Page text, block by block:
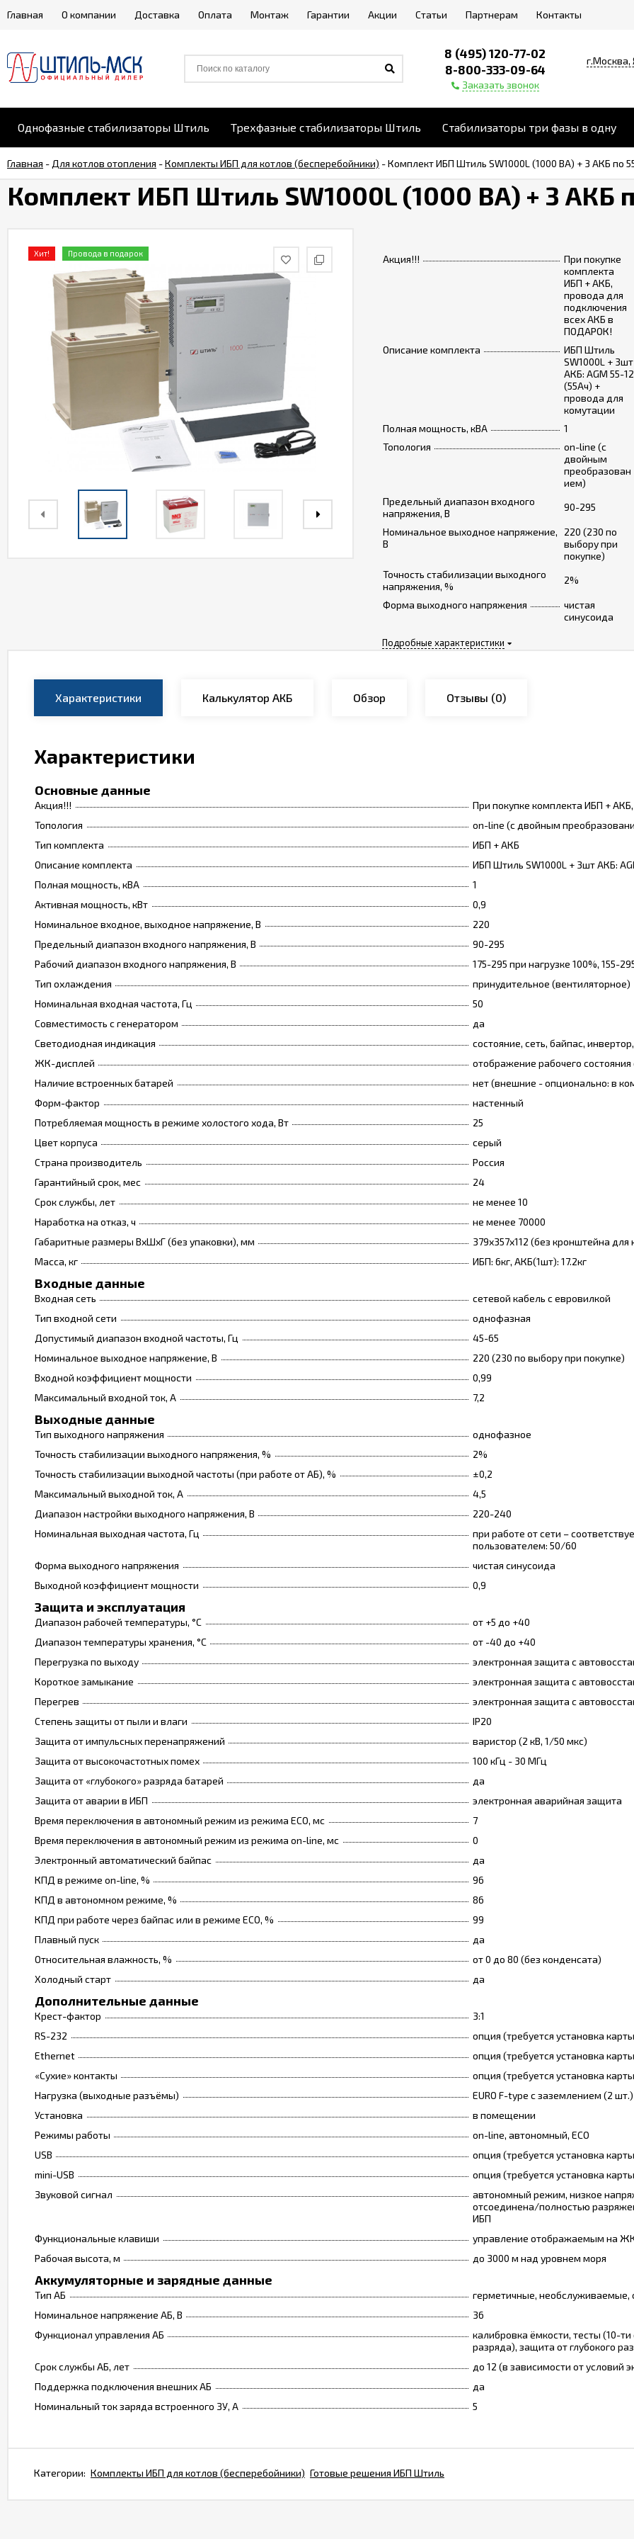
Главная О компании Доставка Оплата Монтаж Гарантии Акции Статьи Партнерам Контакты
8 (495) 120-77-02
8-800-333-09-64
Заказать звонок
г.Москва,
Однофазные стабилизаторы Штиль Трехфазные стабилизаторы Штиль Стабилизаторы три фазы в одну
Главная - Для котлов отопления -Комплекты ИБП для котлов (бесперебойники) -Комплект ИБП Штиль SW1000L (1000 ВА) + 3 АКБ по
Комплект ИБП Штиль SW1000L (1000 ВА) + 3 АКБ
Хит! Провода в подарок Акция!!!
При покупке
комплекта
ИБП + АКБ,
провода для
подключения
всех АКБ в
ПОДАРОК!
Описание комплекта
ИБП Штиль
SW1000L + 3шт
АКБ: AGM 55-12
(55Ач) +
провода для
комутации
Полная мощность, кВА
1
Топология
on-line (с
двойным
преобразован
ием)
Предельный диапазон входного
напряжения, В
90-295
Номинальное выходное напряжение,
В
220 (230 по
выбору при
покупке)
Точность стабилизации выходного
напряжения, %
2%
Форма выходного напряжения
чистая
синусоида
Подробные характеристики
Характеристики Калькулятор АКБ Обзор Отзывы (0)
Характеристики
Основные данные
Акция!!!
При покупке комплекта ИБП +
Топология
on-line (с двойным
Тип комплекта
ИБП + АКБ
Описание комплекта
ИБП Штиль SW1000L + 3шт АКБ:
Полная мощность, кВА
1
Активная мощность, кВт
0,9
Номинальное входное, выходное напряжение, В
220
Предельный диапазон входного напряжения, В
90-295
Рабочий диапазон входного напряжения, В
175-295 при нагрузке 100%, 155-
Тип охлаждения
принудительное (вентиляторное)
Номинальная входная частота, Гц
50
Совместимость с генератором
да
Светодиодная индикация
состояние, сеть, байпас,
ЖК-дисплей
отображение рабочего
Наличие встроенных батарей
нет (внешние - опционально: в
Форм-фактор
настенный
Потребляемая мощность в режиме холостого хода, Вт
25
Цвет корпуса
серый
Страна производитель
Россия
Гарантийный срок, мес
24
Срок службы, лет
не менее 10
Наработка на отказ, ч
не менее 70000
Габаритные размеры ВхШхГ (без упаковки), мм
379х357х112 (без кронштейна
Масса, кг
ИБП: 6кг, АКБ(1шт): 17.2кг
Входные данные
Входная сеть
сетевой кабель с евровилкой
Тип входной сети
однофазная
Допустимый диапазон входной частоты, Гц
45-65
Номинальное выходное напряжение, В
220 (230 по выбору при покупке)
Входной коэффициент мощности
0,99
Максимальный входной ток, А
7,2
Выходные данные
Тип выходного напряжения
однофазное
Точность стабилизации выходного напряжения, %
2%
Точность стабилизации выходной частоты (при работе от АБ), %
±0,2
Максимальный выходной ток, А
4,5
Диапазон настройки выходного напряжения, В
220-240
Номинальная выходная частота, Гц
при работе от сети –
пользователем: 50/60
Форма выходного напряжения
чистая синусоида
Выходной коэффициент мощности
0,9
Защита и эксплуатация
Диапазон рабочей температуры, °С
от +5 до +40
Диапазон температуры хранения, °С
от -40 до +40
Перегрузка по выходу
электронная защита c
Короткое замыкание
электронная защита c
Перегрев
электронная защита c
Степень защиты от пыли и влаги
IP20
Защита от импульсных перенапряжений
варистор (2 кВ, 1/50 мкс)
Защита от высокочастотных помех
100 кГц - 30 МГц
Защита от «глубокого» разряда батарей
да
Защита от аварии в ИБП
электронная аварийная защита
Время переключения в автономный режим из режима ECO, мс
7
Время переключения в автономный режим из режима on-line, мс
0
Электронный автоматический байпас
да
КПД в режиме on-line, %
96
КПД в автономном режиме, %
86
КПД при работе через байпас или в режиме ECO, %
99
Плавный пуск
да
Относительная влажность, %
от 0 до 80 (без конденсата)
Холодный старт
да
Дополнительные данные
Крест-фактор
3:1
RS-232
опция (требуется установка
Ethernet
опция (требуется установка
«Сухие» контакты
опция (требуется установка
Нагрузка (выходные разъёмы)
EURO F-type с заземлением (2 шт.)
Установка
в помещении
Режимы работы
on-line, автономный, ECO
USB
опция (требуется установка
mini-USB
опция (требуется установка
Звуковой сигнал
автономный режим, низкое
отсоединена/полностью
ИБП
Функциональные клавиши
управление отображаемым на
Рабочая высота, м
до 3000 м над уровнем моря
Аккумуляторные и зарядные данные
Тип АБ
герметичные, необслуживаемые,
Номинальное напряжение АБ, В
36
Функционал управления АБ
калибровка ёмкости, тесты (10-
разряда), защита от глубокого
Срок службы АБ, лет
до 12 (в зависимости от условий
Поддержка подключения внешних АБ
да
Номинальный ток заряда встроенного ЗУ, А
5
Категории: Комплекты ИБП для котлов (бесперебойники) Готовые решения ИБП Штиль